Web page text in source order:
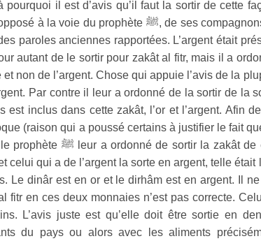
il est d’avis qu’il faut la sortir de cette
à la voie du prophète ﷺ, de ses
paroles anciennes rapportées. L’argent était
autant de le sortir pour zakât al fitr, mais il a
non de l’argent. Chose qui appuie l’avis de la
Par contre il leur a ordonné de la sortir de la
inclus dans cette zakât, l’or et l’argent. Afin
(raison qui a poussé certains à justifier le fait
prophète ﷺ leur a ordonné de sortir la zakât de
celui qui a de l’argent la sorte en argent, telle était
Le dinâr est en or et le dirhâm est en argent. Il
fitr en ces deux monnaies n’est pas correcte.
L’avis juste est qu’elle doit être sortie en
du pays ou alors avec les aliments